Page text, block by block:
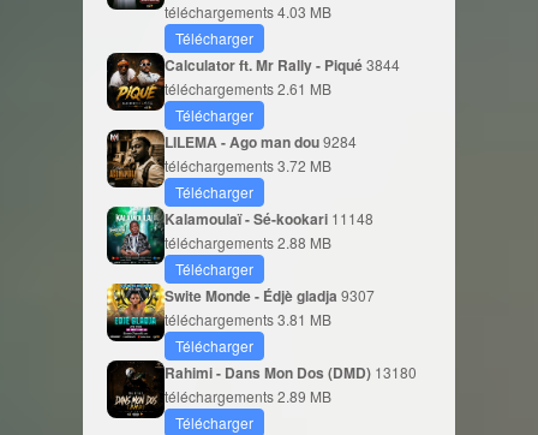
téléchargements4.03 MB
Télécharger
Calculator ft. Mr Rally - Piqué3844
téléchargements2.61 MB
Télécharger
LILEMA - Ago man dou9284
téléchargements3.72 MB
Télécharger
Kalamoulaï - Sé-kookari 11148
téléchargements2.88 MB
Télécharger
Swite Monde - Édjè gladja 9307
téléchargements3.81 MB
Télécharger
Rahimi - Dans Mon Dos (DMD) 13180
téléchargements2.89 MB
Télécharger